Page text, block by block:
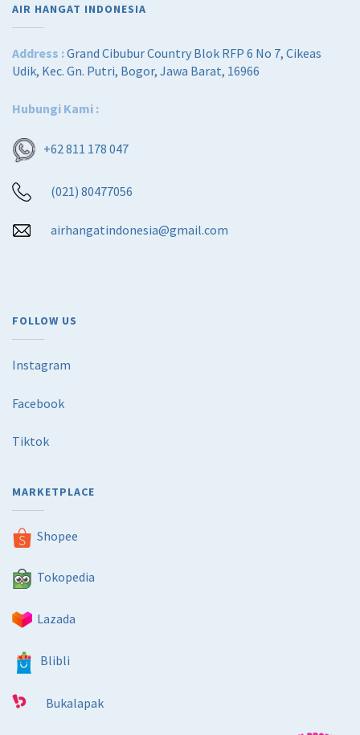
AIR HANGAT INDONESIA
Address :Grand Cibubur Country Blok RFP 6 No 7, Cikeas
Udik, Kec. Gn. Putri, Bogor, Jawa Barat, 16966
Hubungi Kami :
+62 811 178 047
(021) 80477056
airhangatindonesia@gmail.com
FOLLOW US
Instagram
Facebook
Tiktok
MARKETPLACE
Shopee
Tokopedia
Lazada
Blibli
Bukalapak